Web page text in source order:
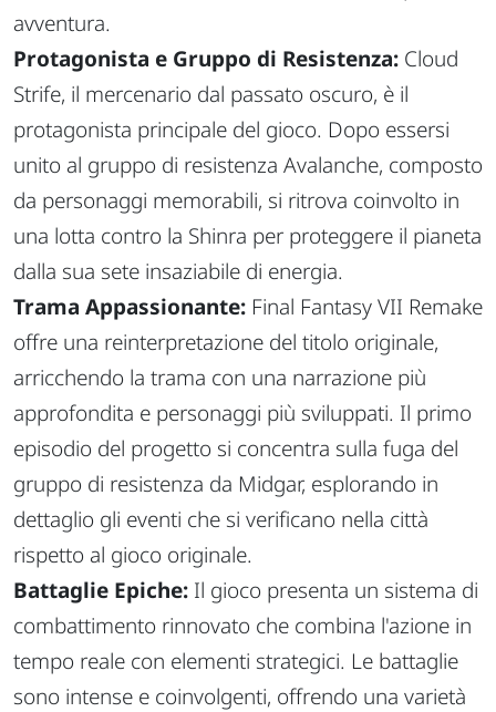
avventura.
Protagonista e Gruppo di Resistenza: Cloud
Strife, il mercenario dal passato oscuro, è il
protagonista principale del gioco. Dopo essersi
unito al gruppo di resistenza Avalanche, composto
da personaggi memorabili, si ritrova coinvolto in
una lotta contro la Shinra per proteggere il pianeta
dalla sua sete insaziabile di energia.
Trama Appassionante: Final Fantasy VII Remake
offre una reinterpretazione del titolo originale,
arricchendo la trama con una narrazione più
approfondita e personaggi più sviluppati. Il primo
episodio del progetto si concentra sulla fuga del
gruppo di resistenza da Midgar, esplorando in
dettaglio gli eventi che si verificano nella città
rispetto al gioco originale.
Battaglie Epiche: Il gioco presenta un sistema di
combattimento rinnovato che combina l'azione in
tempo reale con elementi strategici. Le battaglie
sono intense e coinvolgenti, offrendo una varietà